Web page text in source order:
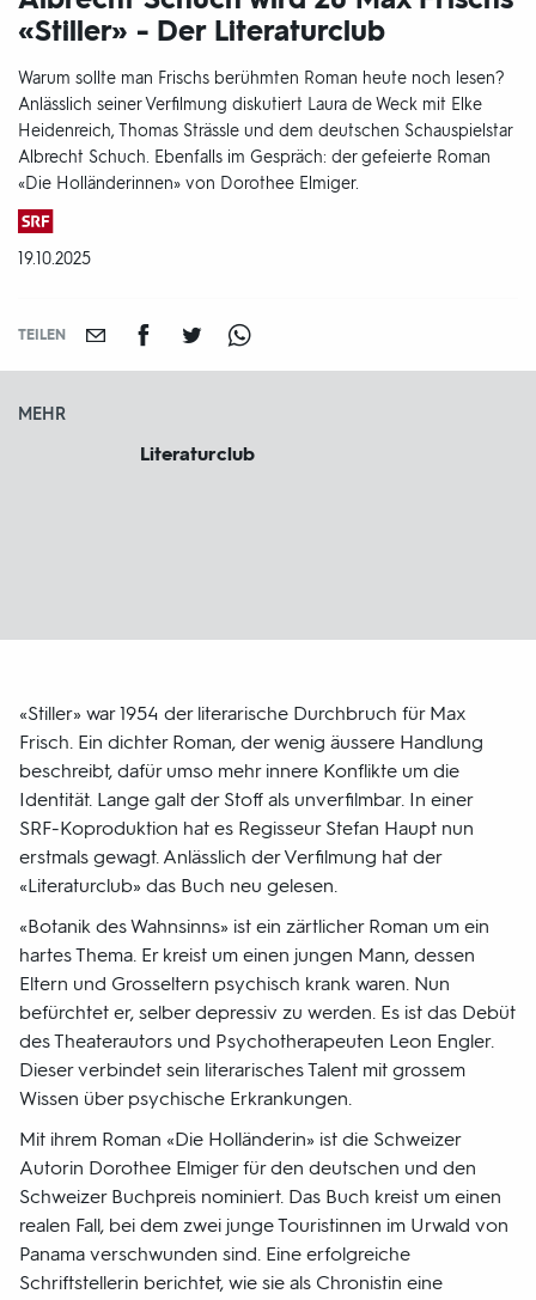
«Stiller» - Der Literaturclub
Warum sollte man Frischs berühmten Roman heute noch lesen?
Anlässlich seiner Verfilmung diskutiert Laura de Weck mit Elke
Heidenreich, Thomas Strässle und dem deutschen Schauspielstar
Albrecht Schuch. Ebenfalls im Gespräch: der gefeierte Roman
«Die Holländerinnen» von Dorothee Elmiger.
Produktionsland
und
DATUM:
19.10.2025
TEILEN
MEHR
Literaturclub
«Stiller» war 1954 der literarische Durchbruch für Max
Frisch. Ein dichter Roman, der wenig äussere Handlung
beschreibt, dafür umso mehr innere Konflikte um die
Identität. Lange galt der Stoff als unverfilmbar. In einer
SRF-Koproduktion hat es Regisseur Stefan Haupt nun
erstmals gewagt. Anlässlich der Verfilmung hat der
«Literaturclub» das Buch neu gelesen.
«Botanik des Wahnsinns» ist ein zärtlicher Roman um ein
hartes Thema. Er kreist um einen jungen Mann, dessen
Eltern und Grosseltern psychisch krank waren. Nun
befürchtet er, selber depressiv zu werden. Es ist das Debüt
des Theaterautors und Psychotherapeuten Leon Engler.
Dieser verbindet sein literarisches Talent mit grossem
Wissen über psychische Erkrankungen.
Mit ihrem Roman «Die Holländerin» ist die Schweizer
Autorin Dorothee Elmiger für den deutschen und den
Schweizer Buchpreis nominiert. Das Buch kreist um einen
realen Fall, bei dem zwei junge Touristinnen im Urwald von
Panama verschwunden sind. Eine erfolgreiche
Schriftstellerin berichtet, wie sie als Chronistin eine